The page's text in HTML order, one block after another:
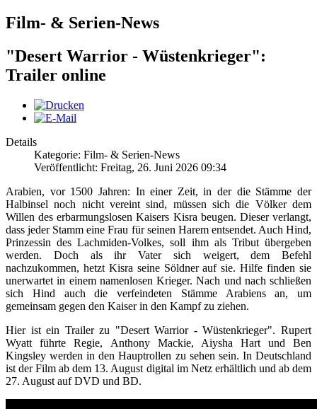
Film- & Serien-News
"Desert Warrior - Wüstenkrieger":
Trailer online
Details
Kategorie: Film- & Serien-News
Veröffentlicht: Freitag, 26. Juni 2026 09:34
Arabien, vor 1500 Jahren: In einer Zeit, in der die Stämme der
Halbinsel noch nicht vereint sind, müssen sich die Völker dem
Willen des erbarmungslosen Kaisers Kisra beugen. Dieser verlangt,
dass jeder Stamm eine Frau für seinen Harem entsendet. Auch Hind,
Prinzessin des Lachmiden-Volkes, soll ihm als Tribut übergeben
werden. Doch als ihr Vater sich weigert, dem Befehl
nachzukommen, hetzt Kisra seine Söldner auf sie. Hilfe finden sie
unerwartet in einem namenlosen Krieger. Nach und nach schließen
sich Hind auch die verfeindeten Stämme Arabiens an, um
gemeinsam gegen den Kaiser in den Kampf zu ziehen.
Hier ist ein Trailer zu "Desert Warrior - Wüstenkrieger". Rupert
Wyatt führte Regie, Anthony Mackie, Aiysha Hart und Ben
Kingsley werden in den Hauptrollen zu sehen sein. In Deutschland
ist der Film ab dem 13. August digital im Netz erhältlich und ab dem
27. August auf DVD und BD.